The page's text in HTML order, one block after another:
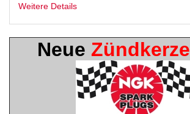
Weitere Details
Neue Zündkerze